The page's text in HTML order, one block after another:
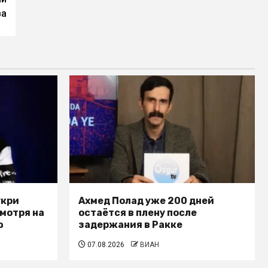
на
Ахмед Полад уже 200 дней
остаётся в плену после
задержания в Ракке
07.08.2026 ВИАН